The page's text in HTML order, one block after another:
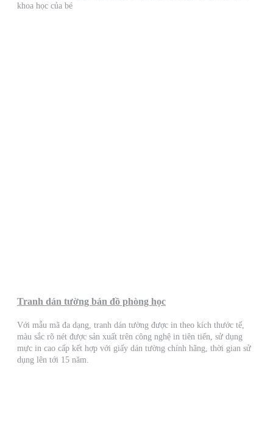
khoa học của bé
Tranh dán tường bản đồ phòng học
Với mẫu mã đa dạng, tranh dán tường được in theo kích thước tế,
màu sắc rõ nét được sản xuất trên công nghệ in tiên tiến, sử dụng
mực in cao cấp kết hợp với giấy dán tường chính hãng, thời gian sử
dụng lên tới 15 năm.